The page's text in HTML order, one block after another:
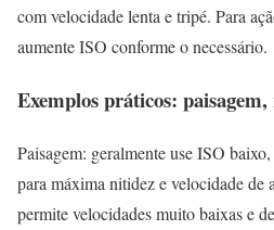
com velocidade lenta e tripé. Para
aumente ISO conforme o necessário.
Exemplos práticos:
Paisagem: geralmente use ISO
para máxima nitidez e velocidade
permite velocidades muito baixas e